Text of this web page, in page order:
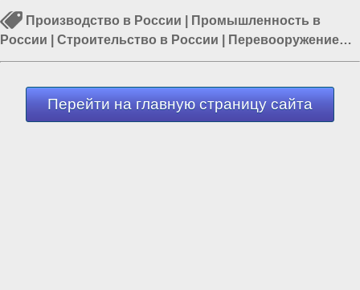
Производство в России
Промышленность в
России
Строительство в России
Перевооружение
армии России|Россия и Евразия|Россия и Запад|
Перейти на главную страницу сайта